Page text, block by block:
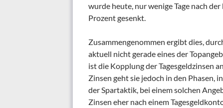
wurde heute, nur wenige Tage nach
Prozent gesenkt.
Zusammengenommen ergibt dies,
aktuell nicht gerade eines der
ist die Kopplung der Tagesgeldzinsen
Zinsen geht sie jedoch in den Phasen,
der Spartaktik, bei einem solchen
Zinsen eher nach einem